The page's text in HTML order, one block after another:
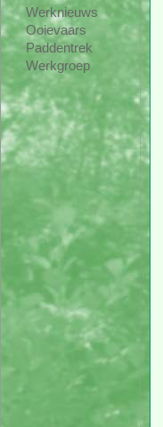
Werknieuws
Ooievaars
Paddentrek
Werkgroep